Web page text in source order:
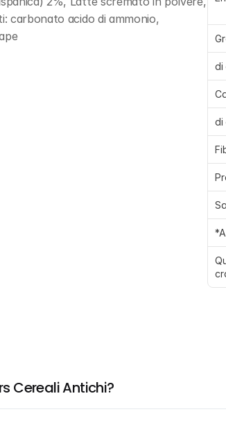
carbonato acido di ammonio,
di
di
Cereali Antichi?